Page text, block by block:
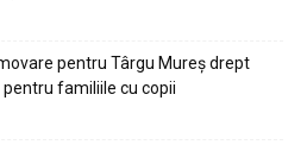
pentru Târgu Mureș drept
familiile cu copii